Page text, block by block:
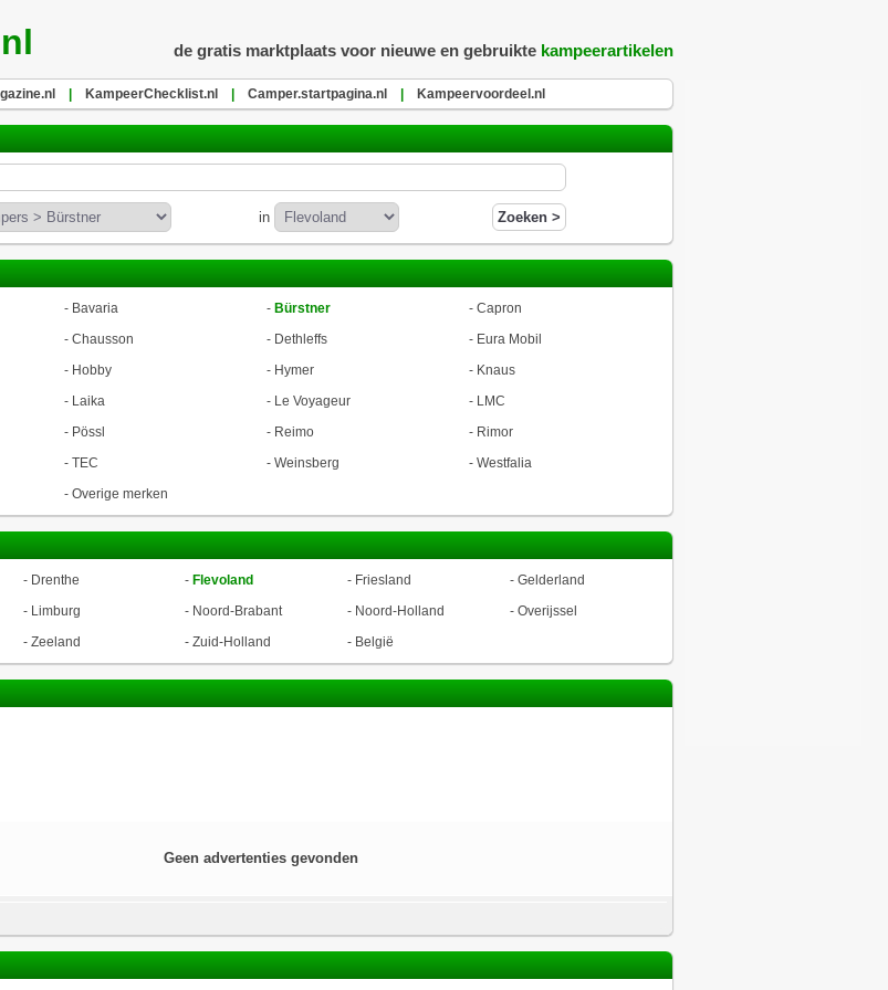
de gratis marktplaats voor nieuwe en gebruikte kampeerartikelen
KampeerChecklist.nl Camper.startpagina.nl Kampeervoordeel.nl
in
- Bavaria - Bürstner - Capron
- Chausson - Dethleffs - Eura Mobil
- Hobby - Hymer - Knaus
- Laika - Le Voyageur - LMC
- Pössl - Reimo - Rimor
- TEC - Weinsberg - Westfalia
- Overige merken
- Drenthe - Flevoland - Friesland - Gelderland
- Limburg - Noord-Brabant - Noord-Holland - Overijssel
- Zeeland - Zuid-Holland - België
Geen advertenties gevonden